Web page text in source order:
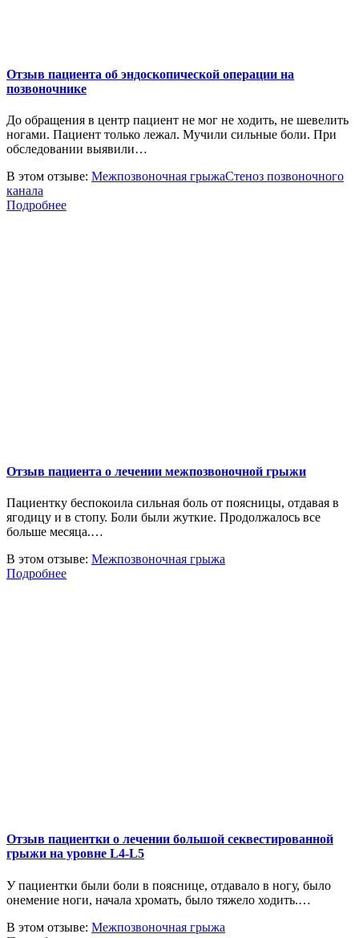
Отзыв пациента об эндоскопической операции на
позвоночнике
До обращения в центр пациент не мог не ходить, не шевелить
ногами. Пациент только лежал. Мучили сильные боли. При
обследовании выявили…
В этом отзыве: Межпозвоночная грыжаСтеноз позвоночного
канала
Подробнее
Отзыв пациента о лечении межпозвоночной грыжи
Пациентку беспокоила сильная боль от поясницы, отдавая в
ягодицу и в стопу. Боли были жуткие. Продолжалось все
больше месяца.…
В этом отзыве: Межпозвоночная грыжа
Подробнее
Отзыв пациентки о лечении большой секвестированной
грыжи на уровне L4-L5
У пациентки были боли в пояснице, отдавало в ногу, было
онемение ноги, начала хромать, было тяжело ходить.…
В этом отзыве: Межпозвоночная грыжа